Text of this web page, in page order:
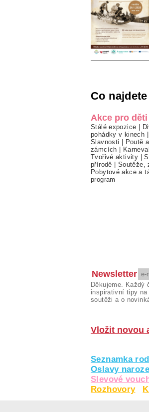
Co
Akce pro děti
Stálé expozice |
pohádky v kinech
Slavnosti | Poutě
zámcích |
Tvořivé aktivity |
přírodě | Soutěže,
Pobytové akce a
program
Newsletter
Děkujeme. Každý
inspirativní tipy
soutěži a o
Vložit novou
Seznamka
Oslavy
Slevové
Rozhovory